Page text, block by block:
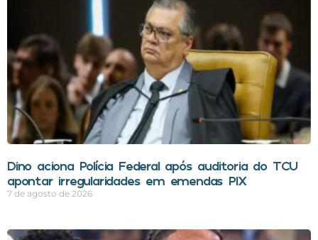
Dino aciona Polícia Federal após auditoria do TCU
apontar irregularidades em emendas PIX
7 de agosto de 2026